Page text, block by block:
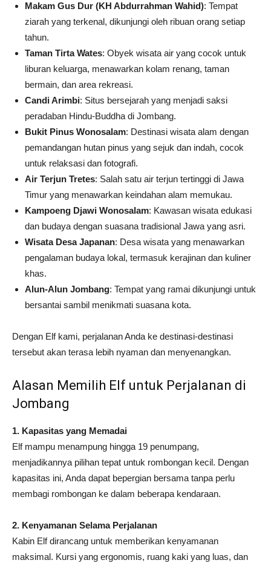
Makam Gus Dur (KH Abdurrahman Wahid): Tempat
ziarah yang terkenal, dikunjungi oleh ribuan orang setiap
tahun.
Taman Tirta Wates: Obyek wisata air yang cocok untuk
liburan keluarga, menawarkan kolam renang, taman
bermain, dan area rekreasi.
Candi Arimbi: Situs bersejarah yang menjadi saksi
peradaban Hindu-Buddha di Jombang.
Bukit Pinus Wonosalam: Destinasi wisata alam dengan
pemandangan hutan pinus yang sejuk dan indah, cocok
untuk relaksasi dan fotografi.
Air Terjun Tretes: Salah satu air terjun tertinggi di Jawa
Timur yang menawarkan keindahan alam memukau.
Kampoeng Djawi Wonosalam: Kawasan wisata edukasi
dan budaya dengan suasana tradisional Jawa yang asri.
Wisata Desa Japanan: Desa wisata yang menawarkan
pengalaman budaya lokal, termasuk kerajinan dan kuliner
khas.
Alun-Alun Jombang: Tempat yang ramai dikunjungi untuk
bersantai sambil menikmati suasana kota.
Dengan Elf kami, perjalanan Anda ke destinasi-destinasi
tersebut akan terasa lebih nyaman dan menyenangkan.
Alasan Memilih Elf untuk Perjalanan di
Jombang
1. Kapasitas yang Memadai
Elf mampu menampung hingga 19 penumpang,
menjadikannya pilihan tepat untuk rombongan kecil. Dengan
kapasitas ini, Anda dapat bepergian bersama tanpa perlu
membagi rombongan ke dalam beberapa kendaraan.
2. Kenyamanan Selama Perjalanan
Kabin Elf dirancang untuk memberikan kenyamanan
maksimal. Kursi yang ergonomis, ruang kaki yang luas, dan